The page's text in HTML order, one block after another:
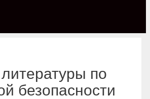
по
безопасности